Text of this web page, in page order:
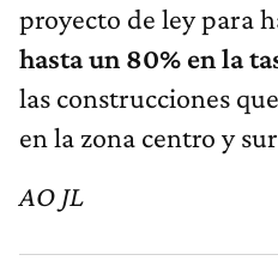
proyecto de ley para
hasta un 80% en la
las construcciones
en la zona centro y
AO JL